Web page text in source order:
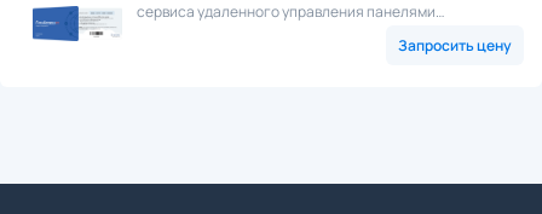
сервиса удаленного управления панелями
Запросить цену